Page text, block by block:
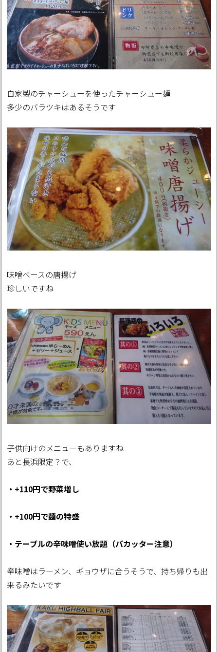
自家製のチャーシューを使ったチャーシュー麺
多少のバラツキはあるそうです
味噌ベースの唐揚げ
珍しいですね
子供向けのメニューもありますね
あと長浜限定？で、
・+110円で野菜増し
・+100円で麺の特盛
・テーブルの辛味噌使い放題（バカッター注意）
辛味噌はラーメン、ギョウザに合うそうで、持ち帰りも出
来るみたいです